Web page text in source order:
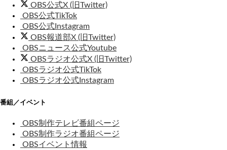
OBS公式X (旧Twitter)
OBS公式TikTok
OBS公式Instagram
OBS報道部X (旧Twitter)
OBSニュース公式Youtube
OBSラジオ公式X (旧Twitter)
OBSラジオ公式TikTok
OBSラジオ公式Instagram
番組／イベント
OBS制作テレビ番組ページ
OBS制作ラジオ番組ページ
OBSイベント情報